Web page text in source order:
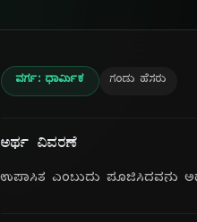
ವರ್ಗ: ಧಾರ್ಮಿಕ ಗಂಡು ಹೆಸರು
ಅರ್ಥ ವಿವರಣೆ
ಉಪಾಸಿತ ಎಂಬುದು ಪೂಜಿಸಿದವನು